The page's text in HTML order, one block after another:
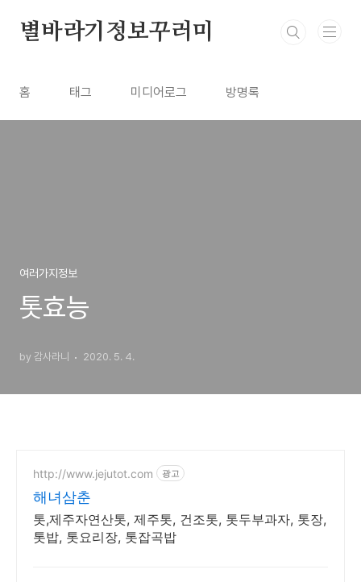
별바라기정보꾸러미
홈 태그 미디어로그 방명록
여러가지정보
톳효능
by 감사라니 2020. 5. 4.
http://www.jejutot.com 광고
해녀삼춘
톳,제주자연산톳, 제주톳, 건조톳, 톳두부과자, 톳장,
톳밥, 톳요리장, 톳잡곡밥